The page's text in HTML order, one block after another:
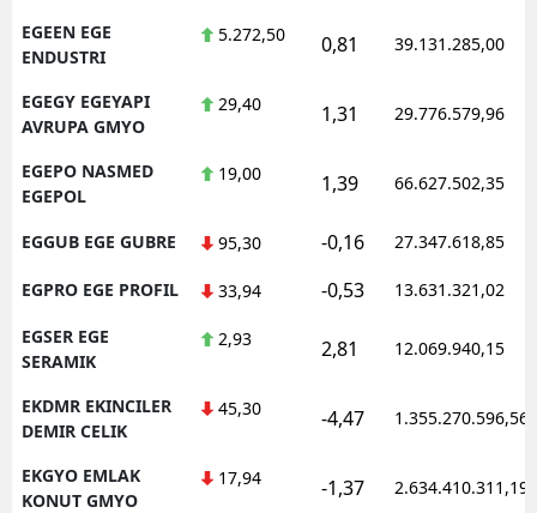
EGEEN EGE
ENDUSTRI
5.272,50 0,81 39.131.285,00
EGEGY EGEYAPI
AVRUPA GMYO
29,40 1,31 29.776.579,96
EGEPO NASMED
EGEPOL
19,00 1,39 66.627.502,35
EGGUB EGE GUBRE 95,30 -0,16 27.347.618,85
EGPRO EGE PROFIL 33,94 -0,53 13.631.321,02
EGSER EGE
SERAMIK
2,93 2,81 12.069.940,15
EKDMR EKINCILER
DEMIR CELIK
45,30 -4,47 1.355.270.596,56
EKGYO EMLAK
KONUT GMYO
17,94 -1,37 2.634.410.311,19